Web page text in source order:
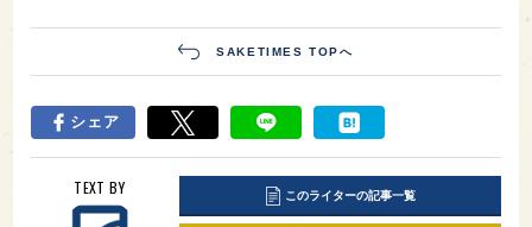
SAKETIMES TOPへ
シェア
TEXT BY このライターの記事一覧